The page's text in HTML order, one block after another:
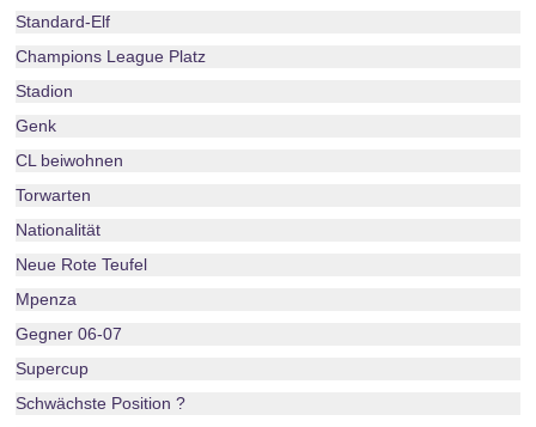
Standard-Elf
Champions League Platz
Stadion
Genk
CL beiwohnen
Torwarten
Nationalität
Neue Rote Teufel
Mpenza
Gegner 06-07
Supercup
Schwächste Position ?